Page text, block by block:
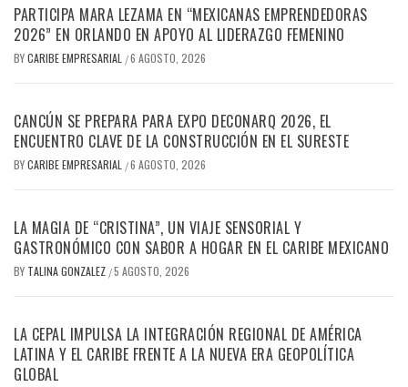
PARTICIPA MARA LEZAMA EN “MEXICANAS EMPRENDEDORAS
2026” EN ORLANDO EN APOYO AL LIDERAZGO FEMENINO
BYCARIBE EMPRESARIAL /6 AGOSTO, 2026
CANCÚN SE PREPARA PARA EXPO DECONARQ 2026, EL
ENCUENTRO CLAVE DE LA CONSTRUCCIÓN EN EL SURESTE
BYCARIBE EMPRESARIAL /6 AGOSTO, 2026
LA MAGIA DE “CRISTINA”, UN VIAJE SENSORIAL Y
GASTRONÓMICO CON SABOR A HOGAR EN EL CARIBE MEXICANO
BY TALINA GONZALEZ /5 AGOSTO, 2026
LA CEPAL IMPULSA LA INTEGRACIÓN REGIONAL DE AMÉRICA
LATINA Y EL CARIBE FRENTE A LA NUEVA ERA GEOPOLÍTICA
GLOBAL